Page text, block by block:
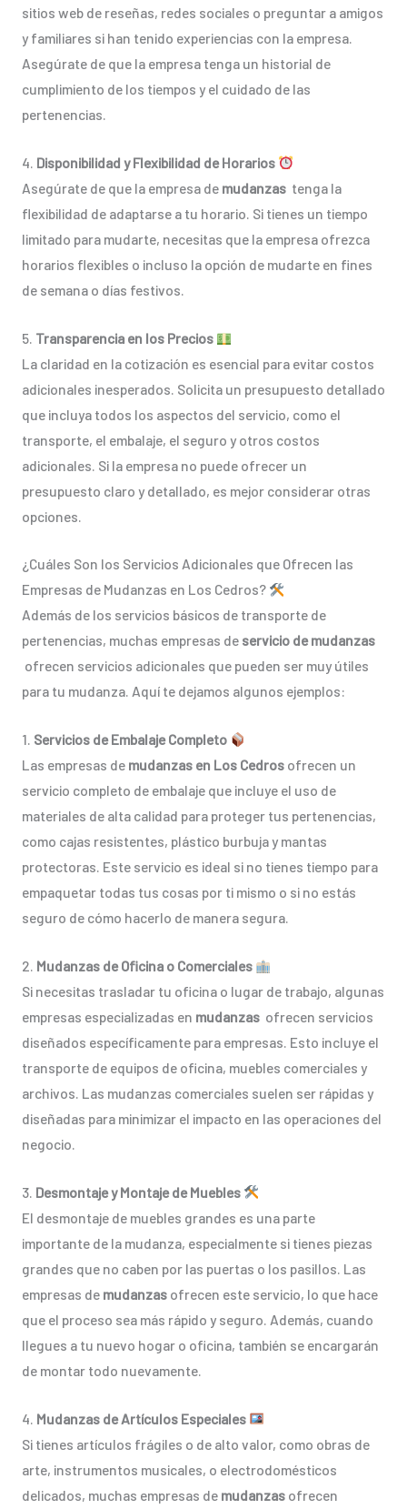
sitios web de reseñas, redes sociales o preguntar a amigos
y familiares si han tenido experiencias con la empresa.
Asegúrate de que la empresa tenga un historial de
cumplimiento de los tiempos y el cuidado de las
pertenencias.
4. Disponibilidad y Flexibilidad de Horarios
Asegúrate de que la empresa de mudanzas tenga la
flexibilidad de adaptarse a tu horario. Si tienes un tiempo
limitado para mudarte, necesitas que la empresa ofrezca
horarios flexibles o incluso la opción de mudarte en fines
de semana o días festivos.
5. Transparencia en los Precios
La claridad en la cotización es esencial para evitar costos
adicionales inesperados. Solicita un presupuesto detallado
que incluya todos los aspectos del servicio, como el
transporte, el embalaje, el seguro y otros costos
adicionales. Si la empresa no puede ofrecer un
presupuesto claro y detallado, es mejor considerar otras
opciones.
¿Cuáles Son los Servicios Adicionales que Ofrecen las
Empresas de Mudanzas en Los Cedros?
Además de los servicios básicos de transporte de
pertenencias, muchas empresas de servicio de mudanzas
ofrecen servicios adicionales que pueden ser muy útiles
para tu mudanza. Aquí te dejamos algunos ejemplos:
1. Servicios de Embalaje Completo
Las empresas de mudanzas en Los Cedrosofrecen un
servicio completo de embalaje que incluye el uso de
materiales de alta calidad para proteger tus pertenencias,
como cajas resistentes, plástico burbuja y mantas
protectoras. Este servicio es ideal si no tienes tiempo para
empaquetar todas tus cosas por ti mismo o si no estás
seguro de cómo hacerlo de manera segura.
2. Mudanzas de Oficina o Comerciales
Si necesitas trasladar tu oficina o lugar de trabajo, algunas
empresas especializadas en mudanzas ofrecen servicios
diseñados específicamente para empresas. Esto incluye el
transporte de equipos de oficina, muebles comerciales y
archivos. Las mudanzas comerciales suelen ser rápidas y
diseñadas para minimizar el impacto en las operaciones del
negocio.
3. Desmontaje y Montaje de Muebles
El desmontaje de muebles grandes es una parte
importante de la mudanza, especialmente si tienes piezas
grandes que no caben por las puertas o los pasillos. Las
empresas de mudanzas ofrecen este servicio, lo que hace
que el proceso sea más rápido y seguro. Además, cuando
llegues a tu nuevo hogar o oficina, también se encargarán
de montar todo nuevamente.
4. Mudanzas de Artículos Especiales
Si tienes artículos frágiles o de alto valor, como obras de
arte, instrumentos musicales, o electrodomésticos
delicados, muchas empresas de mudanzas ofrecen